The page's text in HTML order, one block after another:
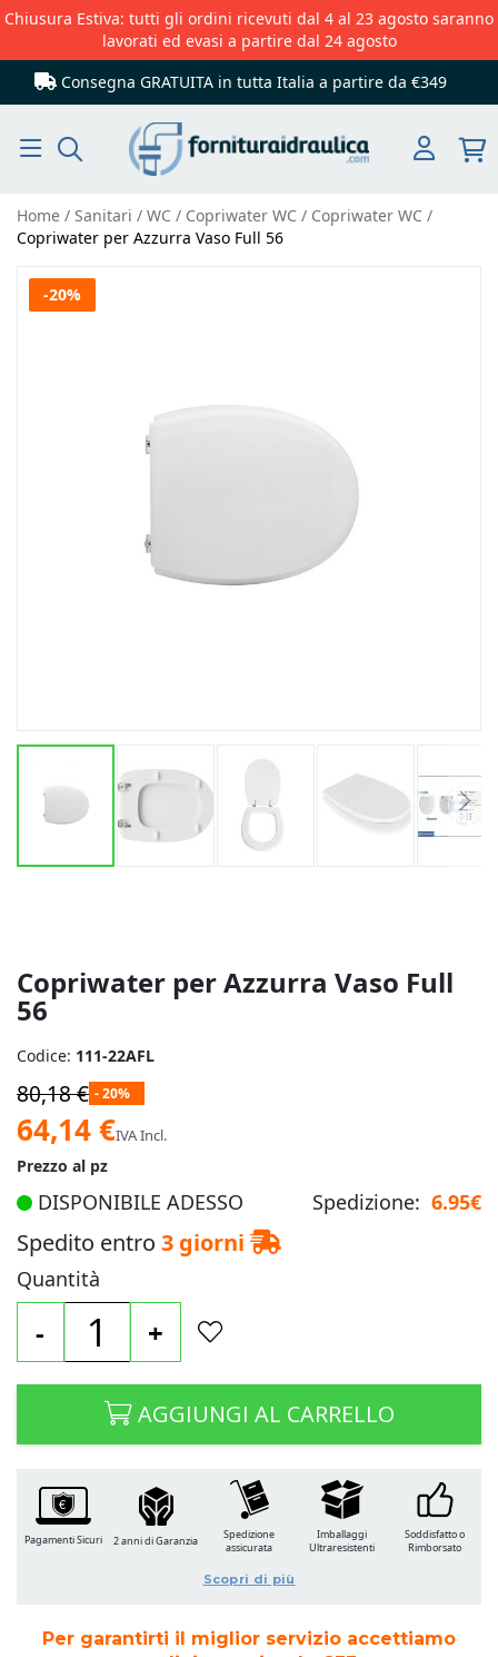
Chiusura Estiva: tutti gli ordini ricevuti dal 4 al 23 agosto saranno
lavorati ed evasi a partire dal 24 agosto
Consegna GRATUITA in tutta Italia a partire da €349
Home Sanitari WC Copriwater WC
Copriwater WC
Copriwater per Azzurra Vaso Full 56
Copriwater per Azzurra Vaso Full
56
Vai
-20%
immagini
Codice: 111-22AFL
80,18 € - 20%
Prezzo
speciale
64,14 €IVA Incl.
Prezzo al pz
DISPONIBILE ADESSO Spedizione: 6.95€
Spedito entro 3 giorni
Quantità
- +
AGGIUNGI AL CARRELLO
Per garantirti il miglior servizio accettiamo
Pagamenti Sicuri 2 anni di Garanzia
Spedizione
assicurata
Imballaggi
Ultraresistenti
Soddisfatto o
Rimborsato
Scopri di più